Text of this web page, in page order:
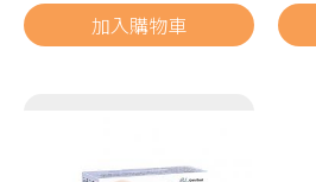
加入購物車